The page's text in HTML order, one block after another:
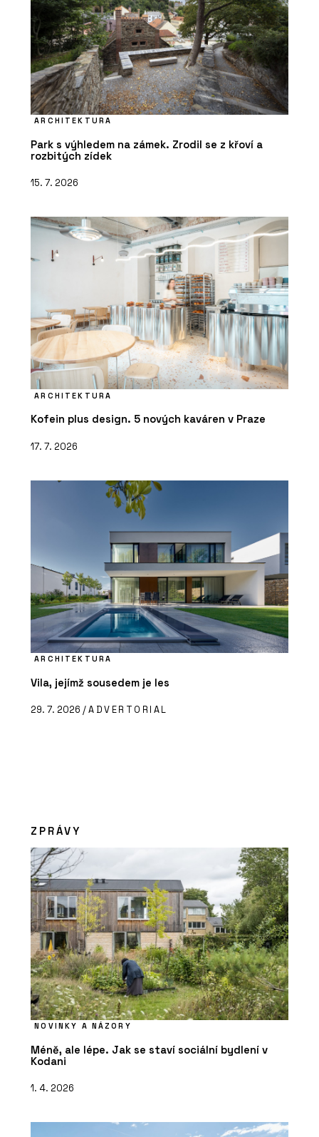
ARCHITEKTURA
Park s výhledem na zámek. Zrodil se z křoví a
rozbitých zídek
15. 7. 2026
ARCHITEKTURA
Kofein plus design. 5 nových kaváren v Praze
17. 7. 2026
ARCHITEKTURA
Vila, jejímž sousedem je les
29. 7. 2026 /ADVERTORIAL
ZPRÁVY
NOVINKY A NÁZORY
Méně, ale lépe. Jak se staví sociální bydlení v
Kodani
1. 4. 2026